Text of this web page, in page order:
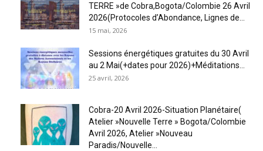
TERRE »de Cobra,Bogota/Colombie 26 Avril
2026(Protocoles d’Abondance, Lignes de...
15 mai, 2026
Sessions énergétiques gratuites du 30 Avril
au 2 Mai(+dates pour 2026)+Méditations...
25 avril, 2026
Cobra-20 Avril 2026-Situation Planétaire(
Atelier »Nouvelle Terre » Bogota/Colombie
Avril 2026, Atelier »Nouveau
Paradis/Nouvelle...